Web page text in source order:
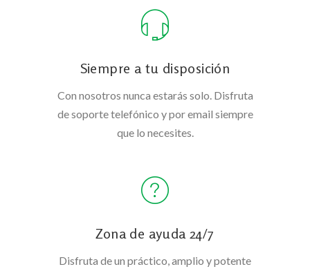
Siempre a tu disposición
Con nosotros nunca estarás solo. Disfruta
de soporte telefónico y por email siempre
que lo necesites.
Zona de ayuda 24/7
Disfruta de un práctico, amplio y potente